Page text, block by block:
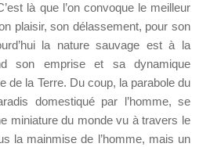
là que l’on convoque le meilleur
plaisir, son délassement, pour son
la nature sauvage est à la
son emprise et sa dynamique
de la Terre. Du coup, la parabole du
domestiqué par l’homme, se
miniature du monde vu à travers le
la mainmise de l’homme, mais un